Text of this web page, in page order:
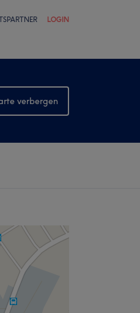
LOGIN
verbergen
anzeigen